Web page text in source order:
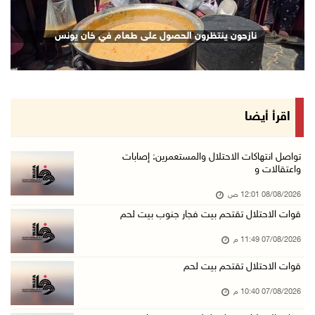
نادي الأسير: تجديد أمرَ منع زيارات الأسرى إجر ...
07/آب/2026 08:24 م
مستعمرون يهاجمون قرية أبو نجيم ويصيبون مواطني ...
مستعمرون يهاجمون مساكن المواطنين في خربة الحم ...
بعد تجديد منع زيارات المعتقلين: أبو الحمص يدع ...
الرئاسة ترحب بإطلاق السعودية التحالف البحري ا ...
07/آب/2026 06:17 م
(محدث) نابلس: إصابة مواطن واعتقاله إثر هجوم ل ...
07/آب/2026 06:04 م
الرئاسة ترحب باتفاقية مكة للدفاع المشترك بين ...
نازحون ينتظرون الحصول على طعام في خان يونس
اقرأ أيضا
تواصل انتهاكات الاحتلال والمستعمرين: إصابات
واعتقالات و
08/08/2026 12:01 ص
قوات الاحتلال تقتحم بيت فجار جنوب بيت لحم
07/08/2026 11:49 م
قوات الاحتلال تقتحم بيت لحم
07/08/2026 10:40 م